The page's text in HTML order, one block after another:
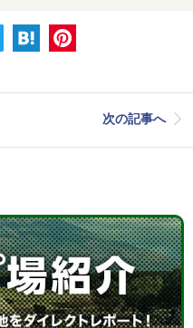
次の記事へ